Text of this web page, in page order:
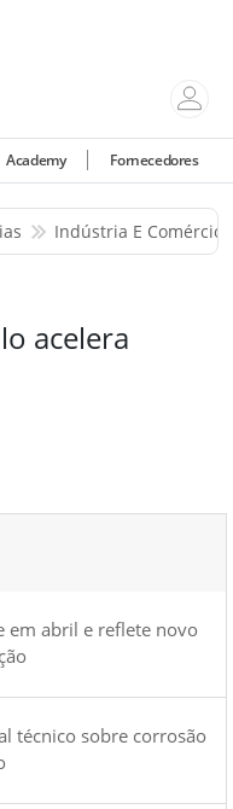
Academy Fornecedores
Indústria E Comércio
acelera
em abril e reflete novo
técnico sobre corrosão